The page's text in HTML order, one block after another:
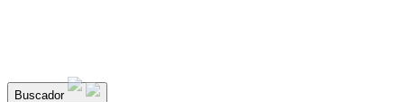
Buscador